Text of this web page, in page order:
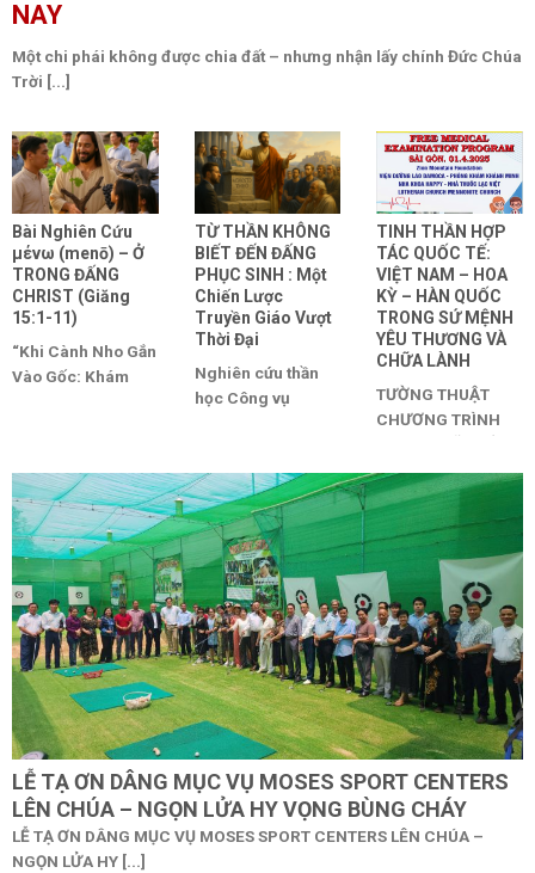
NAY
Một chi phái không được chia đất – nhưng nhận lấy chính Đức Chúa
Trời [...]
Bài Nghiên Cứu
μένω (menō) – Ở
TRONG ĐẤNG
CHRIST (Giăng
15:1-11)
“Khi Cành Nho Gắn
Vào Gốc: Khám
TỪ THẦN KHÔNG
BIẾT ĐẾN ĐẤNG
PHỤC SINH : Một
Chiến Lược
Truyền Giáo Vượt
Thời Đại
Nghiên cứu thần
học Công vụ
tại A-rê-ô-pa-gô)
LỜI [...]
TINH THẦN HỢP
TÁC QUỐC TẾ:
VIỆT NAM – HOA
KỲ – HÀN QUỐC
TRONG SỨ MỆNH
YÊU THƯƠNG VÀ
CHỮA LÀNH
TƯỜNG THUẬT
CHƯƠNG TRÌNH
THIỆN NGUYỆN
MIỄN PHÍ TẠI CỦ
CHI, NHÀ [...]
LỄ TẠ ƠN DÂNG MỤC VỤ MOSES SPORT CENTERS
LÊN CHÚA – NGỌN LỬA HY VỌNG BÙNG CHÁY
LỄ TẠ ƠN DÂNG MỤC VỤ MOSES SPORT CENTERS LÊN CHÚA –
NGỌN LỬA HY [...]